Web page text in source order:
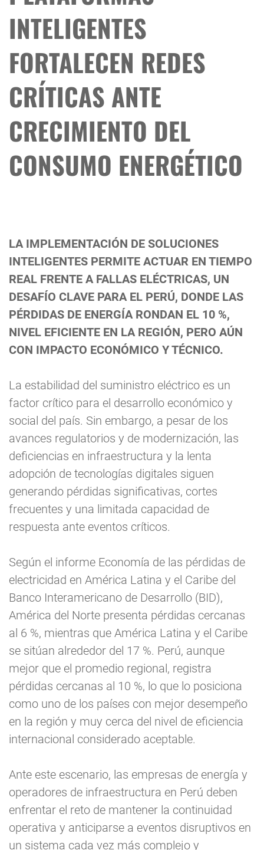
INTELIGENTES
FORTALECEN REDES
CRÍTICAS ANTE
CRECIMIENTO DEL
CONSUMO ENERGÉTICO
LA IMPLEMENTACIÓN DE SOLUCIONES
INTELIGENTES PERMITE ACTUAR EN TIEMPO
REAL FRENTE A FALLAS ELÉCTRICAS, UN
DESAFÍO CLAVE PARA EL PERÚ, DONDE LAS
PÉRDIDAS DE ENERGÍA RONDAN EL 10 %,
NIVEL EFICIENTE EN LA REGIÓN, PERO AÚN
CON IMPACTO ECONÓMICO Y TÉCNICO.
La estabilidad del suministro eléctrico es un
factor crítico para el desarrollo económico y
social del país. Sin embargo, a pesar de los
avances regulatorios y de modernización, las
deficiencias en infraestructura y la lenta
adopción de tecnologías digitales siguen
generando pérdidas significativas, cortes
frecuentes y una limitada capacidad de
respuesta ante eventos críticos.
Según el informe Economía de las pérdidas de
electricidad en América Latina y el Caribe del
Banco Interamericano de Desarrollo (BID),
América del Norte presenta pérdidas cercanas
al 6 %, mientras que América Latina y el Caribe
se sitúan alrededor del 17 %. Perú, aunque
mejor que el promedio regional, registra
pérdidas cercanas al 10 %, lo que lo posiciona
como uno de los países con mejor desempeño
en la región y muy cerca del nivel de eficiencia
internacional considerado aceptable.
Ante este escenario, las empresas de energía y
operadores de infraestructura en Perú deben
enfrentar el reto de mantener la continuidad
operativa y anticiparse a eventos disruptivos en
un sistema cada vez más complejo y